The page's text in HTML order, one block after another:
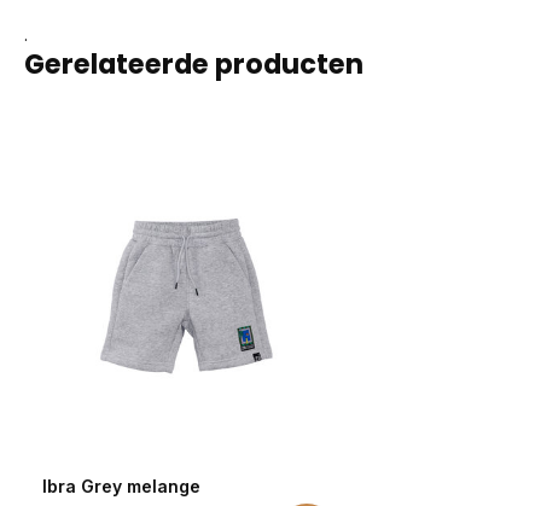
.
Gerelateerde producten
Ibra Grey melange